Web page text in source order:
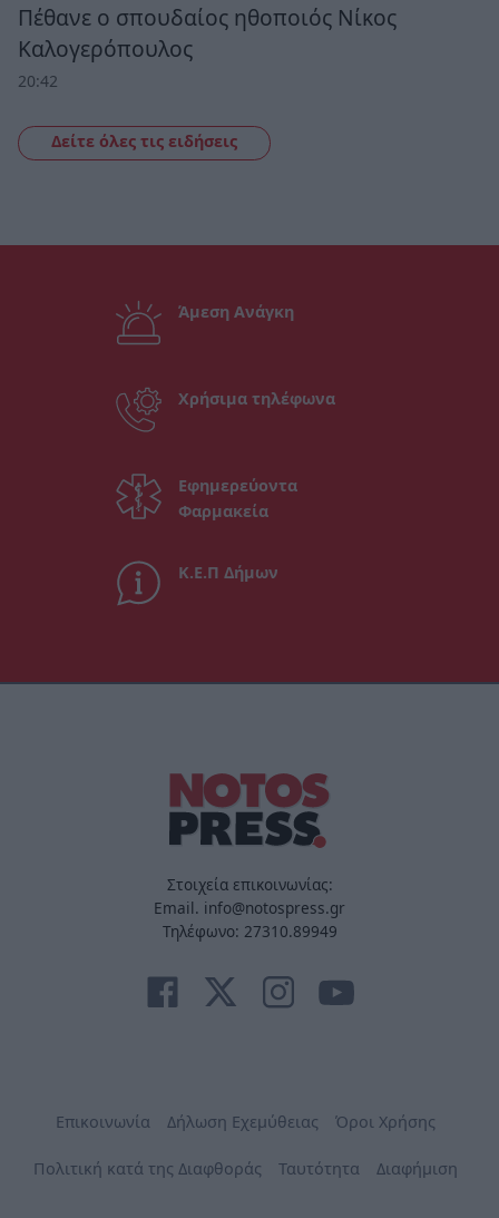
Πέθανε ο σπουδαίος ηθοποιός Νίκος
Καλογερόπουλος
20:42
Δείτε όλες τις ειδήσεις
Άμεση Ανάγκη
Χρήσιμα τηλέφωνα
Εφημερεύοντα
Φαρμακεία
Κ.Ε.Π Δήμων
Στοιχεία επικοινωνίας:
Email. info@notospress.gr
Τηλέφωνο: 27310.89949
Επικοινωνία Δήλωση Εχεμύθειας Όροι Χρήσης
Πολιτική κατά της Διαφθοράς Ταυτότητα Διαφήμιση